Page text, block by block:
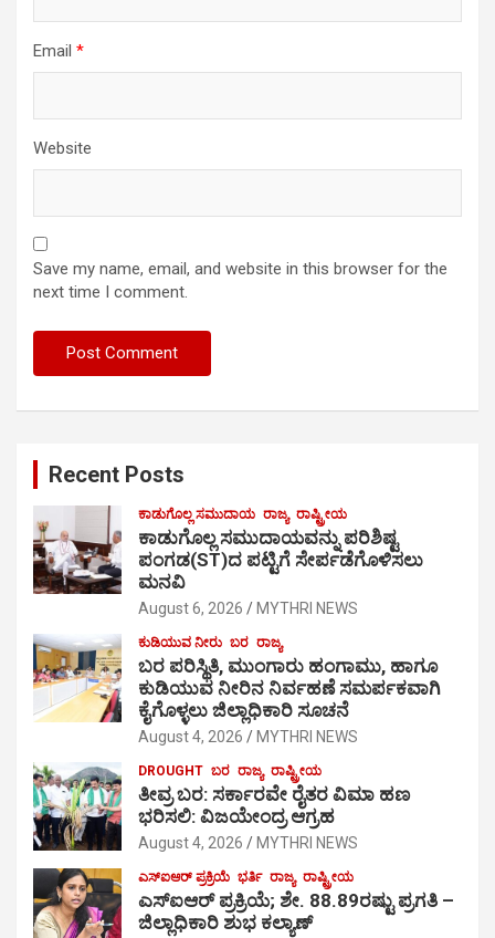
Email *
Website
Save my name, email, and website in this browser for the
next time I comment.
Recent Posts
ಕಾಡುಗೊಲ್ಲ ಸಮುದಾಯ ರಾಜ್ಯ ರಾಷ್ಟ್ರೀಯ
ಕಾಡುಗೊಲ್ಲ ಸಮುದಾಯವನ್ನು ಪರಿಶಿಷ್ಟ
ಪಂಗಡ(ST)ದ ಪಟ್ಟಿಗೆ ಸೇರ್ಪಡೆಗೊಳಿಸಲು
ಮನವಿ
August 6, 2026 MYTHRI NEWS
ಕುಡಿಯುವ ನೀರು ಬರ ರಾಜ್ಯ
ಬರ ಪರಿಸ್ಥಿತಿ, ಮುಂಗಾರು ಹಂಗಾಮು, ಹಾಗೂ
ಕುಡಿಯುವ ನೀರಿನ ನಿರ್ವಹಣೆ ಸಮರ್ಪಕವಾಗಿ
ಕೈಗೊಳ್ಳಲು ಜಿಲ್ಲಾಧಿಕಾರಿ ಸೂಚನೆ
August 4, 2026 MYTHRI NEWS
DROUGHT ಬರ ರಾಜ್ಯ ರಾಷ್ಟ್ರೀಯ
ತೀವ್ರ ಬರ: ಸರ್ಕಾರವೇ ರೈತರ ವಿಮಾ ಹಣ
ಭರಿಸಲಿ: ವಿಜಯೇಂದ್ರ ಆಗ್ರಹ
August 4, 2026 MYTHRI NEWS
ಎಸ್‍ಐಆರ್ ಪ್ರಕ್ರಿಯೆ ಭರ್ತಿ ರಾಜ್ಯ ರಾಷ್ಟ್ರೀಯ
ಎಸ್‍ಐಆರ್ ಪ್ರಕ್ರಿಯೆ; ಶೇ. 88.89ರಷ್ಟು ಪ್ರಗತಿ –
ಜಿಲ್ಲಾಧಿಕಾರಿ ಶುಭ ಕಲ್ಯಾಣ್